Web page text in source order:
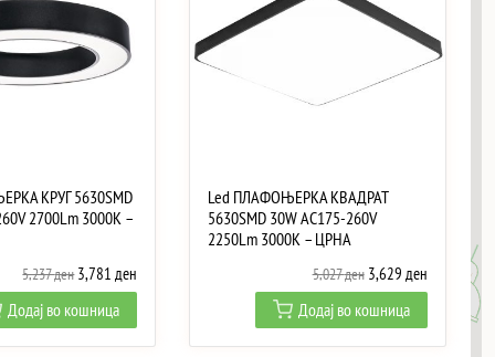
КРУГ 5630SMD
2700Lm 3000K –
5,237ден Original
price
was:
5,237 ден.
3,781 ден
price
3,781 ден.
Додај во кошница
Led ПЛАФОЊЕРКА КВАДРАТ
5630SMD 30W AC175-260V
2250Lm 3000K – ЦРНА
5,027ден Original
price
was:
5,027 ден.
3,629 денCurrent
price
3,629 ден.
Додај во кошница